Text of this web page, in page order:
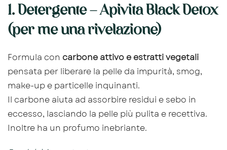
1. Detergente – Apivita Black Detox
(per me una rivelazione)
Formula con carbone attivo e estratti vegetali
pensata per liberare la pelle da impurità, smog,
make-up e particelle inquinanti.
Il carbone aiuta ad assorbire residui e sebo in
eccesso, lasciando la pelle più pulita e recettiva.
Inoltre ha un profumo inebriante.